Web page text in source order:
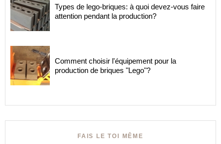
Types de lego-briques: à quoi devez-vous faire
attention pendant la production?
Comment choisir l'équipement pour la
production de briques "Lego"?
FAIS LE TOI MÊME